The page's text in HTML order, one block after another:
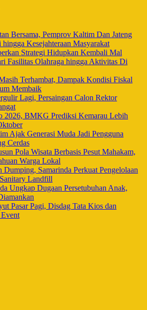
Bersama, Pemprov Kaltim Dan Jateng
Kesejahteraan Masyarakat
Strategi Hidupkan Kembali Mal
Fasilitas Olahraga hingga Aktivitas Di
Terhambat, Dampak Kondisi Fiskal
Membaik
Lagi, Persaingan Calon Rektor
2026, BMKG Prediksi Kemarau Lebih
Ajak Generasi Muda Jadi Pengguna
Cerdas
Pola Wisata Berbasis Pesut Mahakam,
Warga Lokal
Dumping, Samarinda Perkuat Pengelolaan
Landfill
Ungkap Dugaan Persetubuhan Anak,
Pasar Pagi, Disdag Tata Kios dan